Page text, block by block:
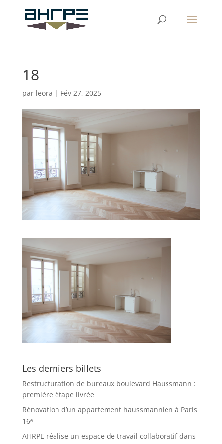
18
par leora | Fév 27, 2025
Les derniers billets
Restructuration de bureaux boulevard Haussmann :
première étape livrée
Rénovation d’un appartement haussmannien à Paris
16ᵉ
AHRPE réalise un espace de travail collaboratif dans